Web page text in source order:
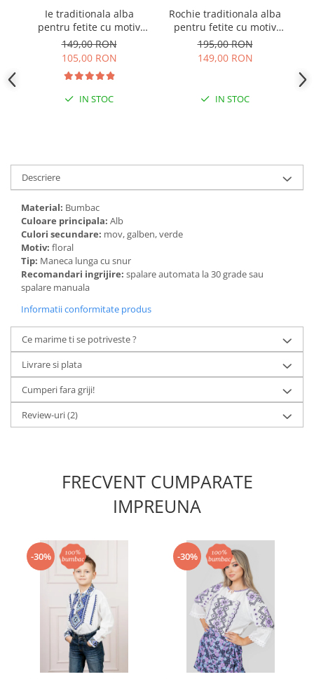
Ie traditionala alba
pentru fetite cu motiv
floral multicolor Claudia
149,00 RON
105,00 RON
IN STOC
Rochie traditionala alba
pentru fetite cu motiv
floral rosu Elena
195,00 RON
149,00 RON
IN STOC
Descriere
Material: Bumbac
Culoare principala: Alb
Culori secundare: mov, galben, verde
Motiv: floral
Tip: Maneca lunga cu snur
Recomandari ingrijire: spalare automata la 30 grade sau
spalare manuala
Informatii conformitate produs
Ce marime ti se potriveste ?
Livrare si plata
Cumperi fara griji!
Review-uri(2)
FRECVENT CUMPARATE
IMPREUNA
-30% -30%